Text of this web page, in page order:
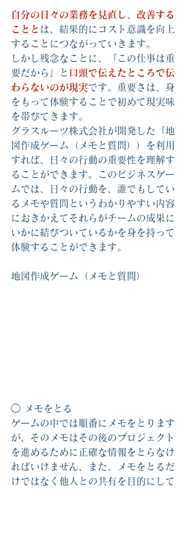
自分の日々の業務を見直し、改善する
ことと は、結果的にコスト意識を向上
することにつながっていきます。
しかし残念なことに、「この仕事は重
要だから」と 口頭で伝えたところで伝
わらないのが現実です。重要さは、身
をもって体験することで初めて現実味
を帯びてきます。
グラスルーツ株式会社が開発した「地
図作成ゲーム（メモと質問））を利用
すれば、日々の行動の重要性を理解す
ることができます。このビジネスゲー
ムでは、日々の行動を、誰でもしてい
るメモや質問というわかりやすい内容
におきかえてそれらがチームの成果に
いかに結びついているかを身を持って
体験することができます。
地図作成ゲーム（メモと質問）
◯ メモをとる
ゲームの中では順番にメモをとります
が、そのメモはその後のプロジェクト
を進めるために正確な情報をとらなけ
ればいけません、また、メモをとるだ
けではなく他人との共有を目的にして